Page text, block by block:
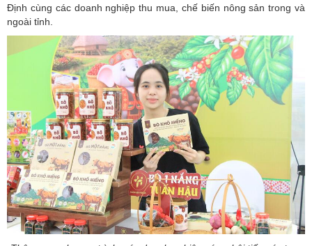
Định cùng các doanh nghiệp thu mua, chế biến nông sản trong và
ngoài tỉnh.